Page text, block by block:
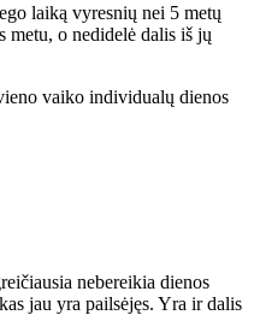
laiką vyresnių nei 5 metų
metu, o nedidelė dalis iš jų
vaiko individualų dienos
nebereikia dienos
jau yra pailsėjęs. Yra ir dalis